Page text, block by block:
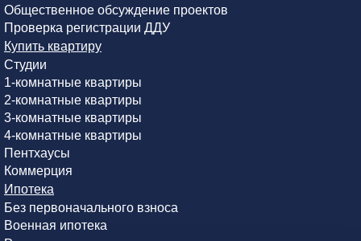
Общественное обсуждение проектов
Проверка регистрации ДДУ
Купить квартиру
Студии
1-комнатные квартиры
2-комнатные квартиры
3-комнатные квартиры
4-комнатные квартиры
Пентхаусы
Коммерция
Ипотека
Без первоначального взноса
Военная ипотека